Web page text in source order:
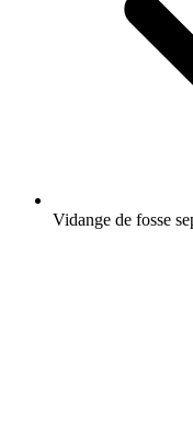
Vidange de fosse